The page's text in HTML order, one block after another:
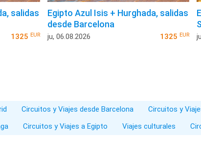
salidas
1325 EUR
Egipto Azul Isis + Hurghada, salidas
desde Barcelona
ju, 06.08.2026 1325 EUR
Circuitos y Viajes desde Barcelona Circuitos y
Circuitos y Viajes a Egipto Viajes culturales